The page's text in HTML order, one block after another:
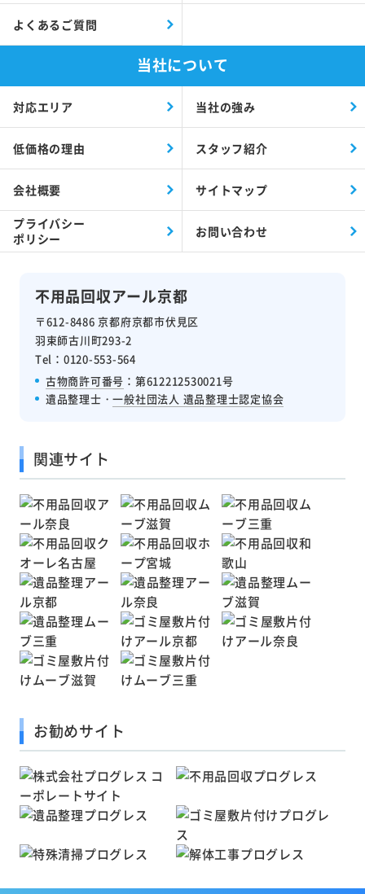
不用品回収アール京都
〒612-8486 京都府京都市伏見区
羽束師古川町293-2
Tel：0120-553-564
古物商許可番号 ：第612212530021号
遺品整理士・一般社団法人 遺品整理士認定協会
よくあるご質問
当社について
対応エリア 当社の強み
低価格の理由 スタッフ紹介
会社概要 サイトマップ
プライバシー
ポリシー
お問い合わせ
関連サイト
お勧めサイト